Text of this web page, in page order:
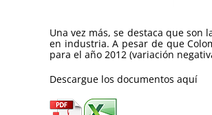
Una vez más, se destaca que
en industria. A pesar de que
para el año 2012 (variación
Descargue los documentos aquí